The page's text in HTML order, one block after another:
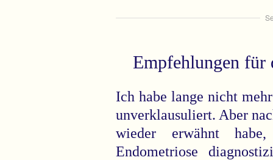
Empfehlungen für
Ich habe lange nicht
unverklausuliert. Aber
wieder erwähnt
Endometriose